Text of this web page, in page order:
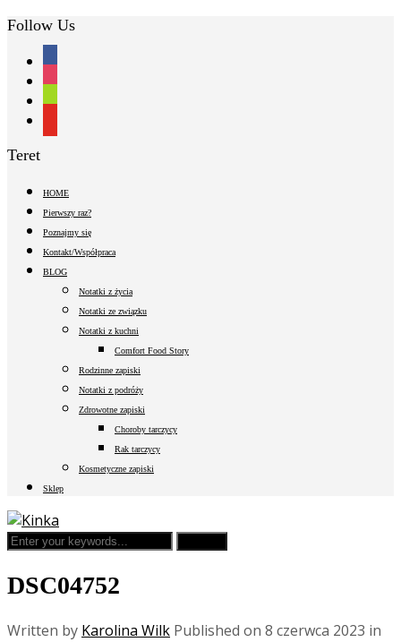
Follow Us
cart
Teret
HOME
Pierwszy raz?
Poznajmy się
Kontakt/Współpraca
BLOG
Notatki z życia
Notatki ze związku
Notatki z kuchni
Comfort Food Story
Rodzinne zapiski
Notatki z podróży
Zdrowotne zapiski
Choroby tarczycy
Rak tarczycy
Kosmetyczne zapiski
Sklep
DSC04752
Written by Karolina Wilk Published on 8 czerwca 2023 in